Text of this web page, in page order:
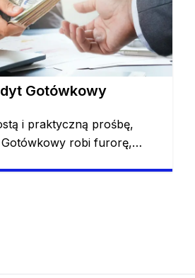
czasu, pożyczka Kredyt
jest dla Ciebie. Dzięki tej
złożenia wniosku do
[…]
Gotówkowy
i praktyczną prośbę,
robi furorę,
wnioskowanych kwot